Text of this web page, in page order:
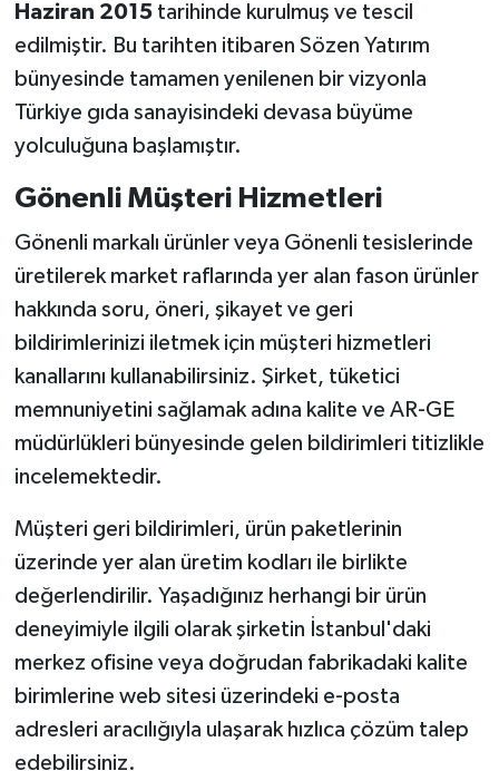
Haziran 2015tarihinde kurulmuş ve tescil
edilmiştir. Bu tarihten itibaren Sözen Yatırım
bünyesinde tamamen yenilenen bir vizyonla
Türkiye gıda sanayisindeki devasa büyüme
yolculuğuna başlamıştır.
Gönenli Müşteri Hizmetleri
Gönenli markalı ürünler veya Gönenli tesislerinde
üretilerek market raflarında yer alan fason ürünler
hakkında soru, öneri, şikayet ve geri
bildirimlerinizi iletmek için müşteri hizmetleri
kanallarını kullanabilirsiniz. Şirket, tüketici
memnuniyetini sağlamak adına kalite ve AR-GE
müdürlükleri bünyesinde gelen bildirimleri titizlikle
incelemektedir.
Müşteri geri bildirimleri, ürün paketlerinin
üzerinde yer alan üretim kodları ile birlikte
değerlendirilir. Yaşadığınız herhangi bir ürün
deneyimiyle ilgili olarak şirketin İstanbul'daki
merkez ofisine veya doğrudan fabrikadaki kalite
birimlerine web sitesi üzerindeki e-posta
adresleri aracılığıyla ulaşarak hızlıca çözüm talep
edebilirsiniz.